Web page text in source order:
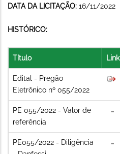
DATA DA LICITAÇÃO: 16/11/2022
HISTÓRICO:
Título Link
Edital - Pregão
Eletrônico nº 055/2022
PE 055/2022 - Valor de
referência
PE055/2022 - Diligência